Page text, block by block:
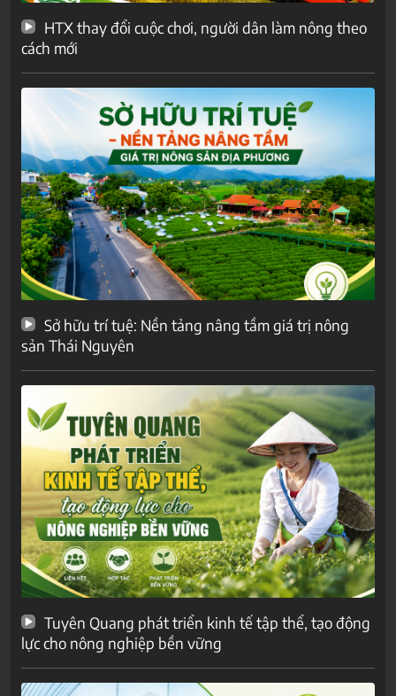
HTX thay đổi cuộc chơi, người dân làm nông theo
cách mới
Sở hữu trí tuệ: Nền tảng nâng tầm giá trị nông
sản Thái Nguyên
Tuyên Quang phát triển kinh tế tập thể, tạo động
lực cho nông nghiệp bền vững